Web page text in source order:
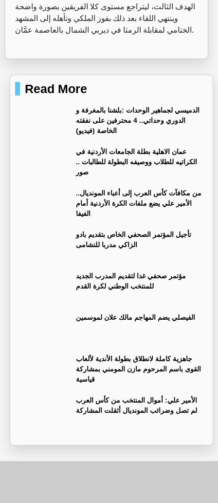
الهدف الثالث، ليتراجع مستوى كلا الفريقين بصورة واضحة
وينتهي اللقاء بعد ذلك بفوز الملكي وتأهله إلى المشهد
الختامي لمقابلة الرمثا في ديربي الشمال بالعاصمة عمَّان.
Read More
الدميسي لجماهير الوحدات :بلشنا بالمغرفة و
الدوري وحداتي.. 4 محترفين على نفقته
الخاصة (فيديو)
عمان الاهلية بطلة الجامعات الأردنية في
الكراتيه للطلاب ووصيفه البطولة للطالبات ..
صور
من مكافآت كأس العرب إلى أعباء المونديال..
الأمير علي يضع ملفات الكرة الأردنية أمام
الفيفا
تأجيل المؤتمر الصحفي الخاص بتقديم بادو
الزاكي مدربا للنشامى
مؤتمر صحفي غدا لتقديم المدرب الجديد
للمنتخب الوطني لكرة القدم
الفيصلي يضم المهاجم مالك علان لموسمين
جاهزية كاملة لانطلاق بطولة الأندية لألعاب
القوى باسم المرحوم مازن المومني بمشاركة
قياسية
الأمير علي: أموال المنتخب من كأس العرب
لم تصل وضرائب المونديال أثقلت المشاركة